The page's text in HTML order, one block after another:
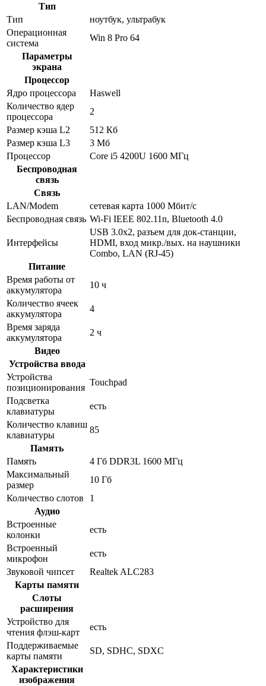
Тип
Тип
ноутбук, ультрабук
Операционная
система
Win 8 Pro 64
Параметры
экрана
Процессор
Ядро процессора
Haswell
Количество ядер
процессора
2
Размер кэша L2
512 Кб
Размер кэша L3
3 Мб
Процессор
Core i5 4200U 1600 МГц
Беспроводная
связь
Связь
LAN/Modem
сетевая карта 1000 Мбит/c
Беспроводная связь Wi-Fi IEEE 802.11n, Bluetooth 4.0
Интерфейсы
USB 3.0x2, разъем для док-станции,
HDMI, вход микр./вых. на наушники
Combo, LAN (RJ-45)
Питание
Время работы от
аккумулятора
10 ч
Количество ячеек
аккумулятора
4
Время заряда
аккумулятора
2 ч
Видео
Устройства ввода
Устройства
позиционирования
Touchpad
Подсветка
клавиатуры
есть
Количество клавиш
клавиатуры
85
Память
Память
4 Гб DDR3L 1600 МГц
Максимальный
размер
10 Гб
Количество слотов
1
Аудио
Встроенные
колонки
есть
Встроенный
микрофон
есть
Звуковой чипсет
Realtek ALC283
Карты памяти
Слоты
расширения
Устройство для
чтения флэш-карт
есть
Поддерживаемые
карты памяти
SD, SDHC, SDXC
Характеристики
изображения